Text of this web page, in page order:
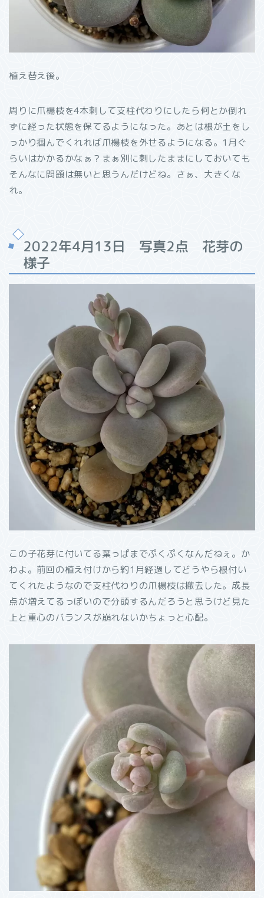
植え替え後。
周りに爪楊枝を4本刺して支柱代わりにしたら何とか倒れ
ずに経った状態を保てるようになった。あとは根が土をし
っかり掴んでくれれば爪楊枝を外せるようになる。1月ぐ
らいはかかるかなぁ？まぁ別に刺したままにしておいても
そんなに問題は無いと思うんだけどね。さぁ、大きくな
れ。
2022年4月13日 写真2点 花芽の
様子
この子花芽に付いてる葉っぱまでぷくぷくなんだねぇ。か
わよ。前回の植え付けから約1月経過してどうやら根付い
てくれたようなので支柱代わりの爪楊枝は撤去した。成長
点が増えてるっぽいので分頭するんだろうと思うけど見た
上と重心のバランスが崩れないかちょっと心配。